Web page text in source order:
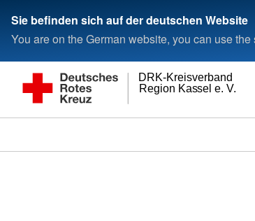
Sie befinden sich auf der deutschen Website
You are on the German website, you can use
Region Kassel e. V.
DRK-Kreisverband